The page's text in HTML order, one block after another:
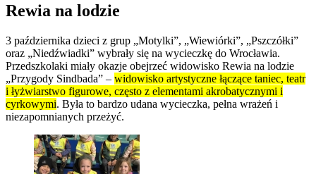
Rewia na lodzie
3 października dzieci z grup „Motylki”, „Wiewiórki”, „Pszczółki”
oraz „Niedźwiadki” wybrały się na wycieczkę do Wrocławia.
Przedszkolaki miały okazje obejrzeć widowisko Rewia na lodzie
„Przygody Sindbada” – widowisko artystyczne łączące taniec, teatr
i łyżwiarstwo figurowe, często z elementami akrobatycznymi i
cyrkowymi. Była to bardzo udana wycieczka, pełna wrażeń i
niezapomnianych przeżyć.